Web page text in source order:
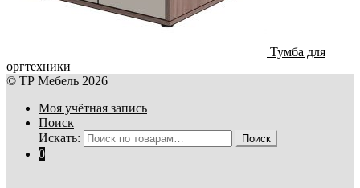
Тумба для
оргтехники
© ТР Мебель 2026
Моя учётная запись
Поиск
Искать:
Поиск
0